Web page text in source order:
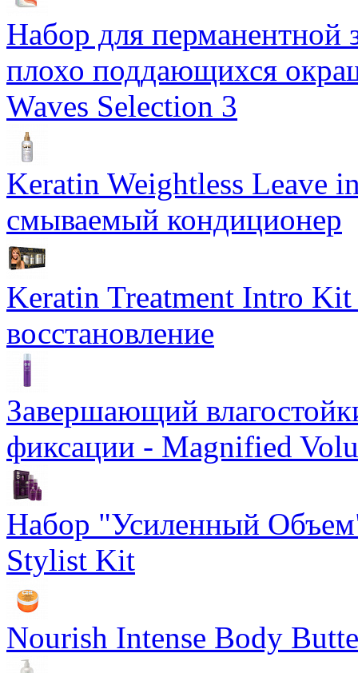
Набор для перманентной
плохо поддающихся
Waves Selection 3
Keratin Weightless Leave
смываемый кондиционер
Keratin Treatment Intro Kit
восстановление
Завершающий
фиксации - Magnified
Набор "Усиленный
Stylist Kit
Nourish Intense Body